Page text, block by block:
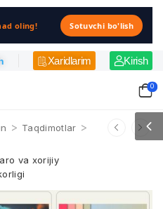
oling! Sotuvchi bo'lish
Xaridlarim Kirish
0
> Taqdimotlar >
va xorijiy